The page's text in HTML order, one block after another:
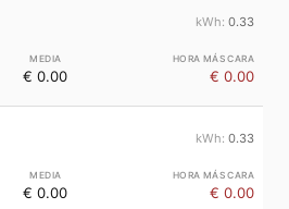
0.33
€ 0.00 € 0.00
0.33
€ 0.00 € 0.00